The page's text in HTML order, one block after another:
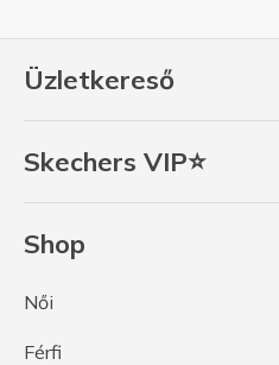
Üzletkereső
Skechers VIP⭐
Shop
Női
Férfi